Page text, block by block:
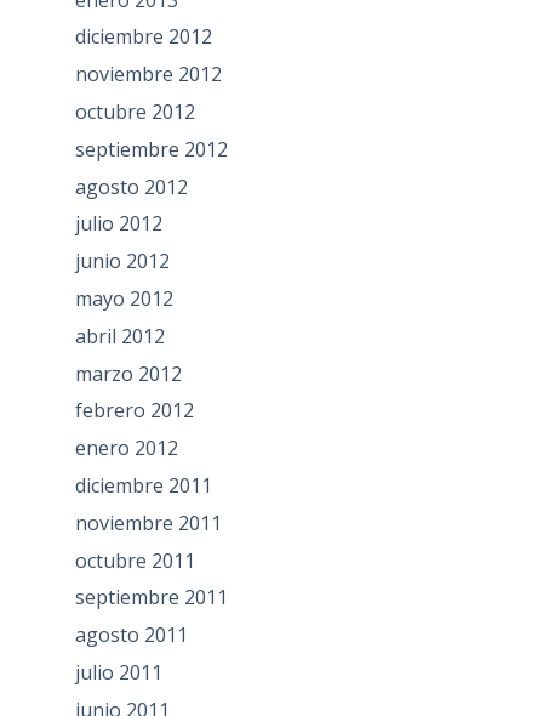
diciembre 2012
noviembre 2012
octubre 2012
septiembre 2012
agosto 2012
julio 2012
junio 2012
mayo 2012
abril 2012
marzo 2012
febrero 2012
enero 2012
diciembre 2011
noviembre 2011
octubre 2011
septiembre 2011
agosto 2011
julio 2011
junio 2011